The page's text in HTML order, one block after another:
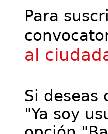
Para
al
Si
"Ya soy